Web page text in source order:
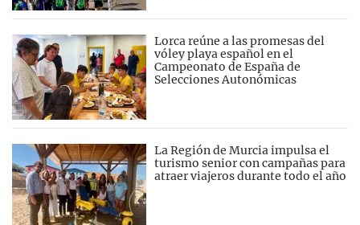
Lorca reúne a las promesas del
vóley playa español en el
Campeonato de España de
Selecciones Autonómicas
La Región de Murcia impulsa el
turismo senior con campañas para
atraer viajeros durante todo el año